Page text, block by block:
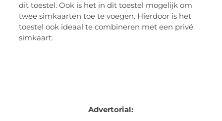
dit toestel. Ook is het in dit toestel mogelijk om
twee simkaarten toe te voegen. Hierdoor is het
toestel ook ideaal te combineren met een privé
simkaart.
Advertorial: